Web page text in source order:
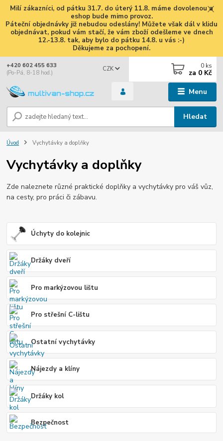
Milí zákazníci, od pátku 31.7. do úterý 11.8. máme dovolenou a
eshop bude mimo provoz.
Páteční objednávky již nebudou odeslány! Můžete však dál v klidu
objednávat, pokud vám stačí, že vám zboží odešleme ve dnech
12.-13.8. tak, aby bylo do pátku 14.8. u vás :-)
Děkujeme za pochopení.
Menu
CZK
Hledat
+420 602 455 633
(Po-Pá, 8-18 hod.)
0 ks
za 0 Kč
Úvod Vychytávky a doplňky
Vychytávky a doplňky
Zde naleznete různé praktické doplňky a vychytávky pro váš vůz,
na cesty, pro práci či zábavu.
Úchyty do kolejnic
Držáky dveří
Pro markýzovou lištu
Pro střešní C-lištu
Ostatní vychytávky
Nájezdy a klíny
Držáky kol
Bezpečnost